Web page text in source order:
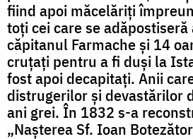
fiind apoi măcelăriți
toți cei care se adăpostiseră
căpitanul Farmache și 14
cruțați pentru a fi duși la
fost apoi decapitați. Anii
distrugerilor și devastărilor
ani grei. În 1832 s-a
„Nașterea Sf. Ioan